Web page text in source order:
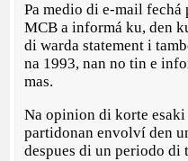
Pa medio di e-mail
MCB a informá ku, den
di warda statement i
na 1993, nan no tin e
mas.
Na opinion di korte
partidonan envolví den
despues di un periodo di